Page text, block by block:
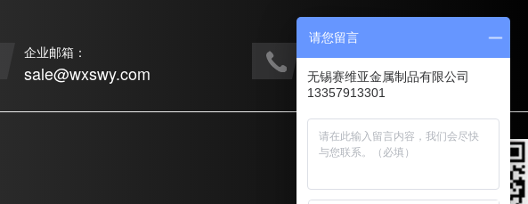
企业邮箱：
sale@wxswy.com 133-5791-3301
请您留言
无锡赛维亚金属制品有限公司
13357913301